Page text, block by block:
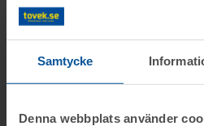
Samtycke
Denna webbplats använder
Slagavgift: